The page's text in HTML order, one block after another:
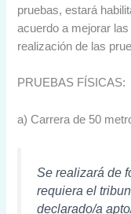
pruebas, estará
acuerdo a mejorar
realización de las
PRUEBAS FÍSICAS:
a) Carrera de 50
Se realizará de
requiera el
declarado/a